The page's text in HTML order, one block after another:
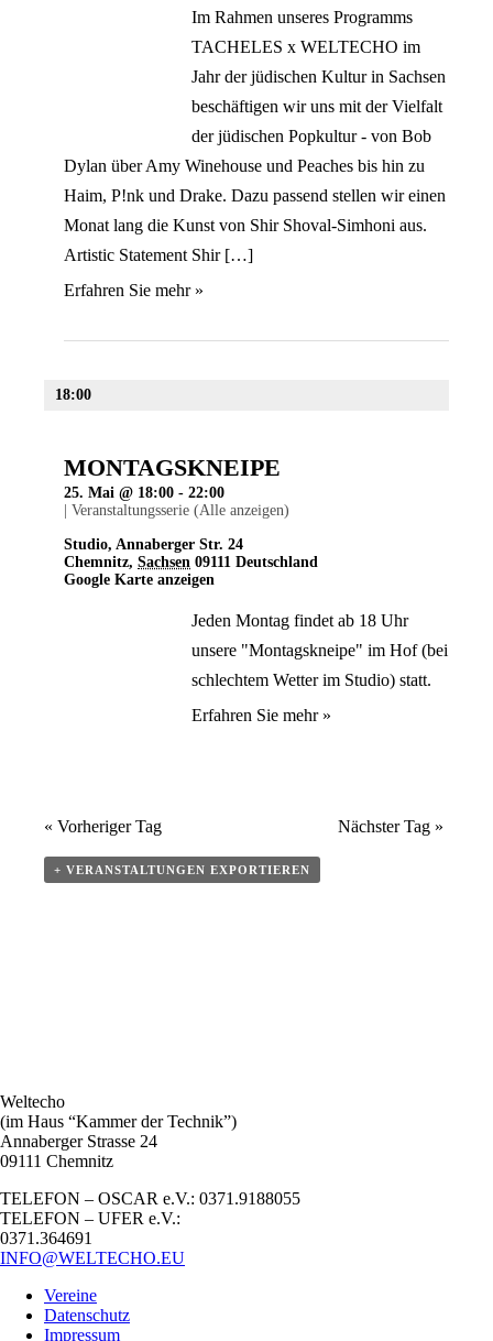
Im Rahmen unseres Programms
TACHELES x WELTECHO im
Jahr der jüdischen Kultur in Sachsen
beschäftigen wir uns mit der Vielfalt
der jüdischen Popkultur - von Bob
Dylan über Amy Winehouse und Peaches bis hin zu
Haim, P!nk und Drake. Dazu passend stellen wir einen
Monat lang die Kunst von Shir Shoval-Simhoni aus.
Artistic Statement Shir […]
Erfahren Sie mehr »
18:00
MONTAGSKNEIPE
25. Mai @ 18:00 -22:00
Veranstaltungsserie(Alle anzeigen)
Studio,Annaberger Str. 24
Chemnitz, Sachsen 09111 Deutschland
Google Karte anzeigen
Jeden Montag findet ab 18 Uhr
unsere "Montagskneipe" im Hof (bei
schlechtem Wetter im Studio) statt.
Erfahren Sie mehr »
« Vorheriger Tag Nächster Tag »
+ VERANSTALTUNGEN EXPORTIEREN
Weltecho
(im Haus “Kammer der Technik”)
Annaberger Strasse 24
09111 Chemnitz
TELEFON – OSCAR e.V.: 0371.9188055
TELEFON – UFER e.V.:
0371.364691
INFO@WELTECHO.EU
Vereine
Datenschutz
Impressum